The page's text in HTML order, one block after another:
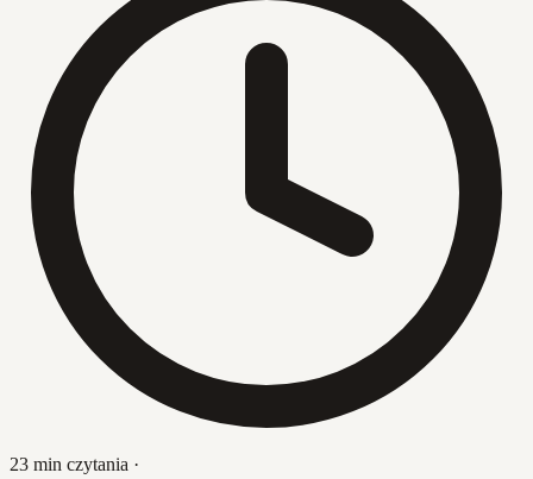
23 min czytania ·